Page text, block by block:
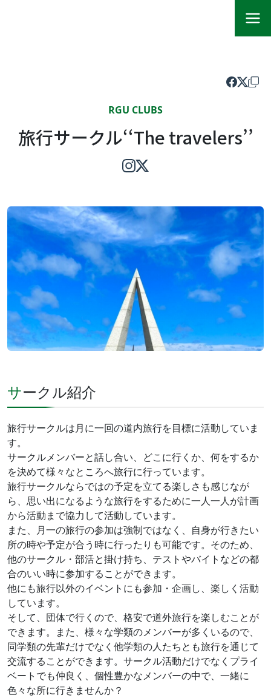
RGU CLUBS
旅行サークル‘‘The travelers’’
サークル紹介
旅行サークルは月に一回の道内旅行を目標に活動していま
す。
サークルメンバーと話し合い、どこに行くか、何をするか
を決めて様々なところへ旅行に行っています。
旅行サークルならではの予定を立てる楽しさも感じなが
ら、思い出になるような旅行をするために一人一人が計画
から活動まで協力して活動しています。
また、月一の旅行の参加は強制ではなく、自身が行きたい
所の時や予定が合う時に行ったりも可能です。そのため、
他のサークル・部活と掛け持ち、テストやバイトなどの都
合のいい時に参加することができます。
他にも旅行以外のイベントにも参加・企画し、楽しく活動
しています。
そして、団体で行くので、格安で道外旅行を楽しむことが
できます。また、様々な学類のメンバーが多くいるので、
同学類の先輩だけでなく他学類の人たちとも旅行を通じて
交流することができます。サークル活動だけでなくプライ
ベートでも仲良く、個性豊かなメンバーの中で、一緒に
色々な所に行きませんか？